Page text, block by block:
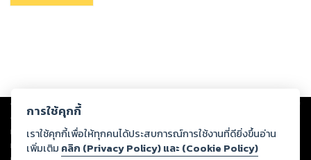
Copyright © 2026
ต่อผลงานหรือเนื้อหาใดที่อัปโหลดผ่านเว็บไซต์และปรากฏว่าละเมิดสิทธิใน
ทรัพย์สินทางปัญญาของบุคคลอื่นหรือขัดต่อกฎหมายและศีลธรรม ดังนั้น ผู้อ่าน
ทุกท่านโปรดใช้วิจารณญาณในการกลั่นกรองด้วยตนเอง และหากท่านพบว่าส่วน
การใช้คุกกี้
เราใช้คุกกี้เพื่อให้ทุกคนได้ประสบการณ์การใช้งานที่ดียิ่งขึ้นอ่าน
เพิ่มเติม คลิก (Privacy Policy) และ (Cookie Policy)